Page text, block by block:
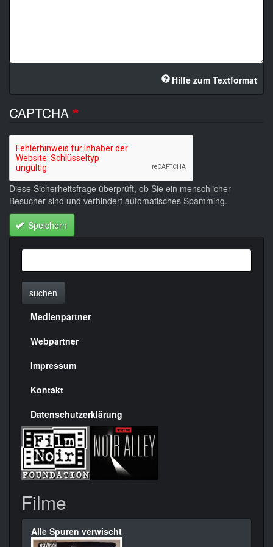
Hilfe zum Textformat
CAPTCHA
Diese Sicherheitsfrage überprüft, ob Sie ein menschlicher
Besucher sind und verhindert automatisches Spamming.
Speichern
suchen
Menülinks
rechte
Seite
Medienpartner
Webpartner
Impressum
Kontakt
Datenschutzerklärung
Filme
Alle Spuren verwischt